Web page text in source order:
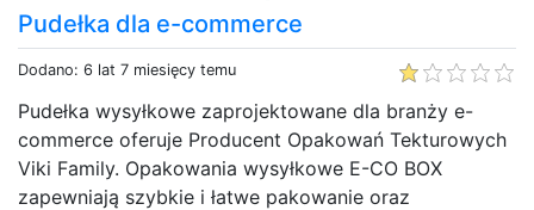
Pudełka dla e-commerce
Dodano: 6 lat 7 miesięcy temu
Pudełka wysyłkowe zaprojektowane dla branży e-
commerce oferuje Producent Opakowań Tekturowych
Viki Family. Opakowania wysyłkowe E-CO BOX
zapewniają szybkie i łatwe pakowanie oraz